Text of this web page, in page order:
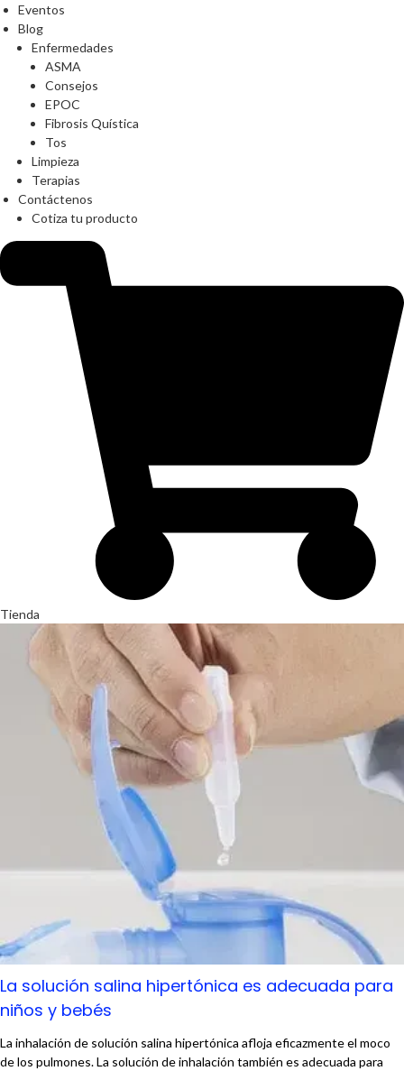
Eventos
Blog
Enfermedades
ASMA
Consejos
EPOC
Fibrosis Quística
Tos
Limpieza
Terapias
Contáctenos
Cotiza tu producto
Tienda
La solución salina hipertónica es adecuada para
niños y bebés
La inhalación de solución salina hipertónica afloja eficazmente el moco
de los pulmones. La solución de inhalación también es adecuada para